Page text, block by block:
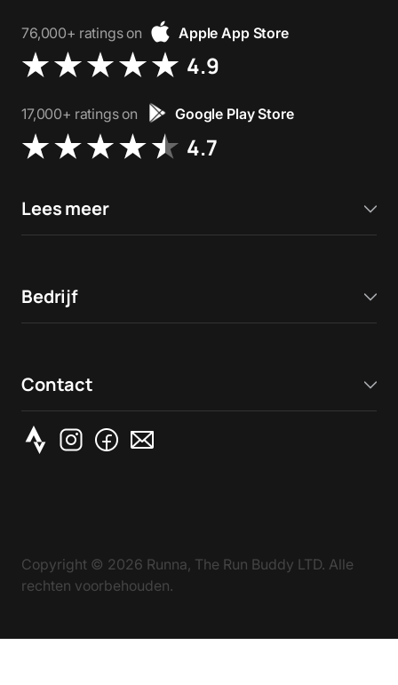
76,000+ ratings on Apple App Store
4.9
17,000+ ratings on Google Play Store
4.7
Lees meer
Bedrijf
Contact
Copyright © 2026 Runna, The Run Buddy LTD. Alle
rechten voorbehouden.